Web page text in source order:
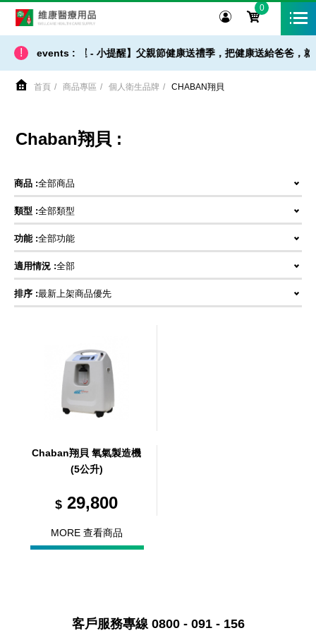
0
! events :
【 出貨 / 免運 - 小提醒】父親節健康送禮季，把健康送給爸爸，
首頁 商品專區 個人衛生品牌 CHABAN翔貝
Chaban翔貝 :
商品 :全部商品
類型 :全部類型
功能 :全部功能
適用情況 :全部
排序 :最新上架商品優先
Chaban翔貝 氧氣製造機
(5公升)
$ 29,800
MORE 查看商品
客戶服務專線 0800 - 091 - 156